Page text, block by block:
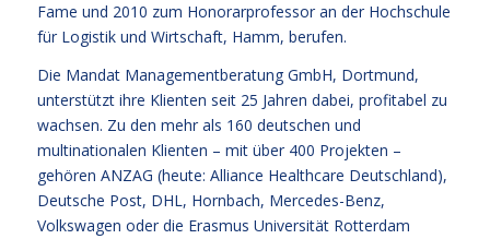
Fame und 2010 zum Honorarprofessor an der Hochschule
für Logistik und Wirtschaft, Hamm, berufen.
Die Mandat Managementberatung GmbH, Dortmund,
unterstützt ihre Klienten seit 25 Jahren dabei, profitabel zu
wachsen. Zu den mehr als 160 deutschen und
multinationalen Klienten – mit über 400 Projekten –
gehören ANZAG (heute: Alliance Healthcare Deutschland),
Deutsche Post, DHL, Hornbach, Mercedes-Benz,
Volkswagen oder die Erasmus Universität Rotterdam